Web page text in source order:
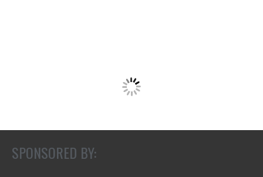
SPONSORED BY: